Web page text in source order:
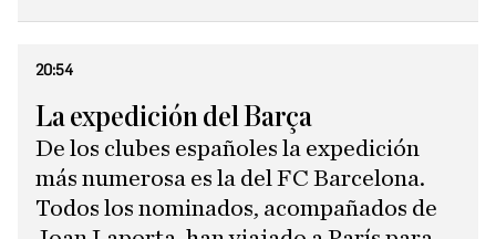
20:54
La expedición del Barça
De los clubes españoles la expedición
más numerosa es la del FC Barcelona.
Todos los nominados, acompañados de